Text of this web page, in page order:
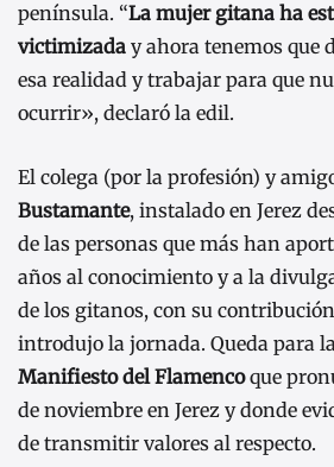
península. “La mujer gitana ha
victimizada y ahora tenemos que
esa realidad y trabajar para que
ocurrir», declaró la edil.
El colega (por la profesión) y
Bustamante, instalado en Jerez
de las personas que más han
años al conocimiento y a la
de los gitanos, con su
introdujo la jornada. Queda para
Manifiesto del Flamencoque
de noviembre en Jerez y donde
de transmitir valores al respecto.